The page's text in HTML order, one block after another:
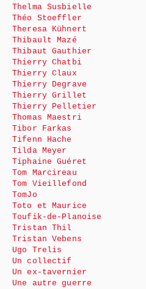
Thelma Susbielle
Théo Stoeffler
Theresa Kühnert
Thibault Mazé
Thibaut Gauthier
Thierry Chatbi
Thierry Claux
Thierry Degrave
Thierry Grillet
Thierry Pelletier
Thomas Maestri
Tibor Farkas
Tifenn Hache
Tilda Meyer
Tiphaine Guéret
Tom Marcireau
Tom Vieillefond
TomJo
Toto et Maurice
Toufik-de-Planoise
Tristan Thil
Tristan Vebens
Ugo Trelis
Un collectif
Un ex-tavernier
Une autre guerre